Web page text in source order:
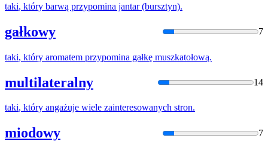
taki, który barwą przypomina jantar (bursztyn).
gałkowy 7
taki, który aromatem przypomina gałkę muszkatołową.
multilateralny 14
taki, który angażuje wiele zainteresowanych stron.
miodowy 7